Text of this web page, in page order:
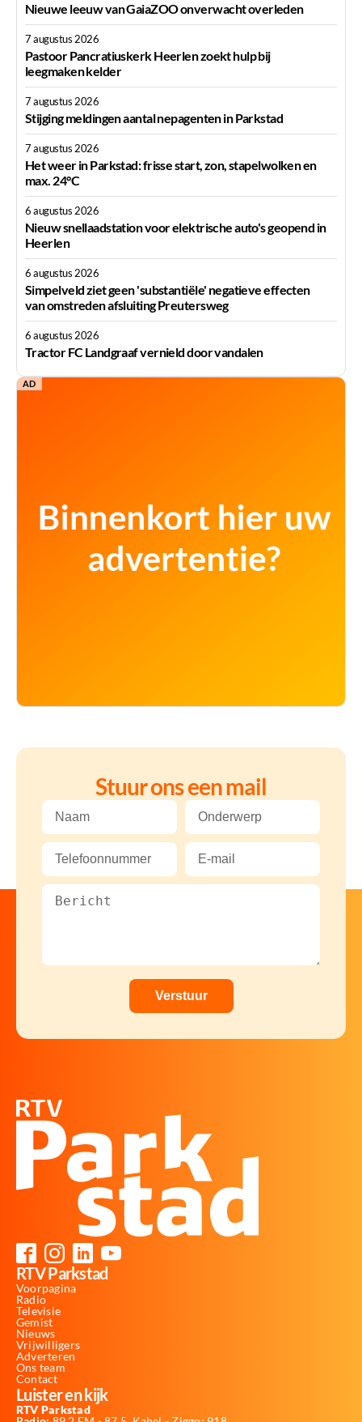
Nieuwe leeuw van GaiaZOO onverwacht overleden
7 augustus 2026
Pastoor Pancratiuskerk Heerlen zoekt hulp bij
leegmaken kelder
7 augustus 2026
Stijging meldingen aantal nepagenten in Parkstad
7 augustus 2026
Het weer in Parkstad: frisse start, zon, stapelwolken en
max. 24°C
6 augustus 2026
Nieuw snellaadstation voor elektrische auto's geopend in
Heerlen
6 augustus 2026
Simpelveld ziet geen 'substantiële' negatieve effecten
van omstreden afsluiting Preutersweg
6 augustus 2026
Tractor FC Landgraaf vernield door vandalen
AD
Stuur ons een mail
RTV Parkstad
Voorpagina
Radio
Televisie
Gemist
Nieuws
Vrijwilligers
Adverteren
Ons team
Contact
Luister en kijk
RTV Parkstad